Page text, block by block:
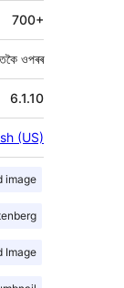
700+
ওপৰৰ
6.1.10
(US)
image
Image